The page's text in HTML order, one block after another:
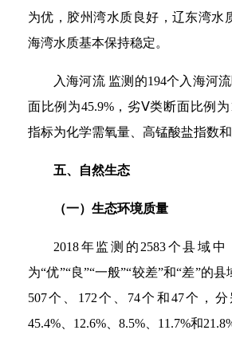
为优，胶州湾水质良好，辽东湾水
海湾水质基本保持稳定。
入海河流 监测的194个入海河
面比例为45.9%，劣Ⅴ类断面比例为
指标为化学需氧量、高锰酸盐指数和
五、自然生态
（一）生态环境质量
2018年监测的2583个县域
为“优”“良”“一般”“较差”和“差”的县
507个、172个、74个和47个，
45.4%、12.6%、8.5%、11.7%和